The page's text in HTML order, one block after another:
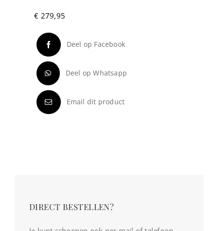
€ 279,95
Deel op Facebook
Deel op Whatsapp
Email dit product
DIRECT BESTELLEN?